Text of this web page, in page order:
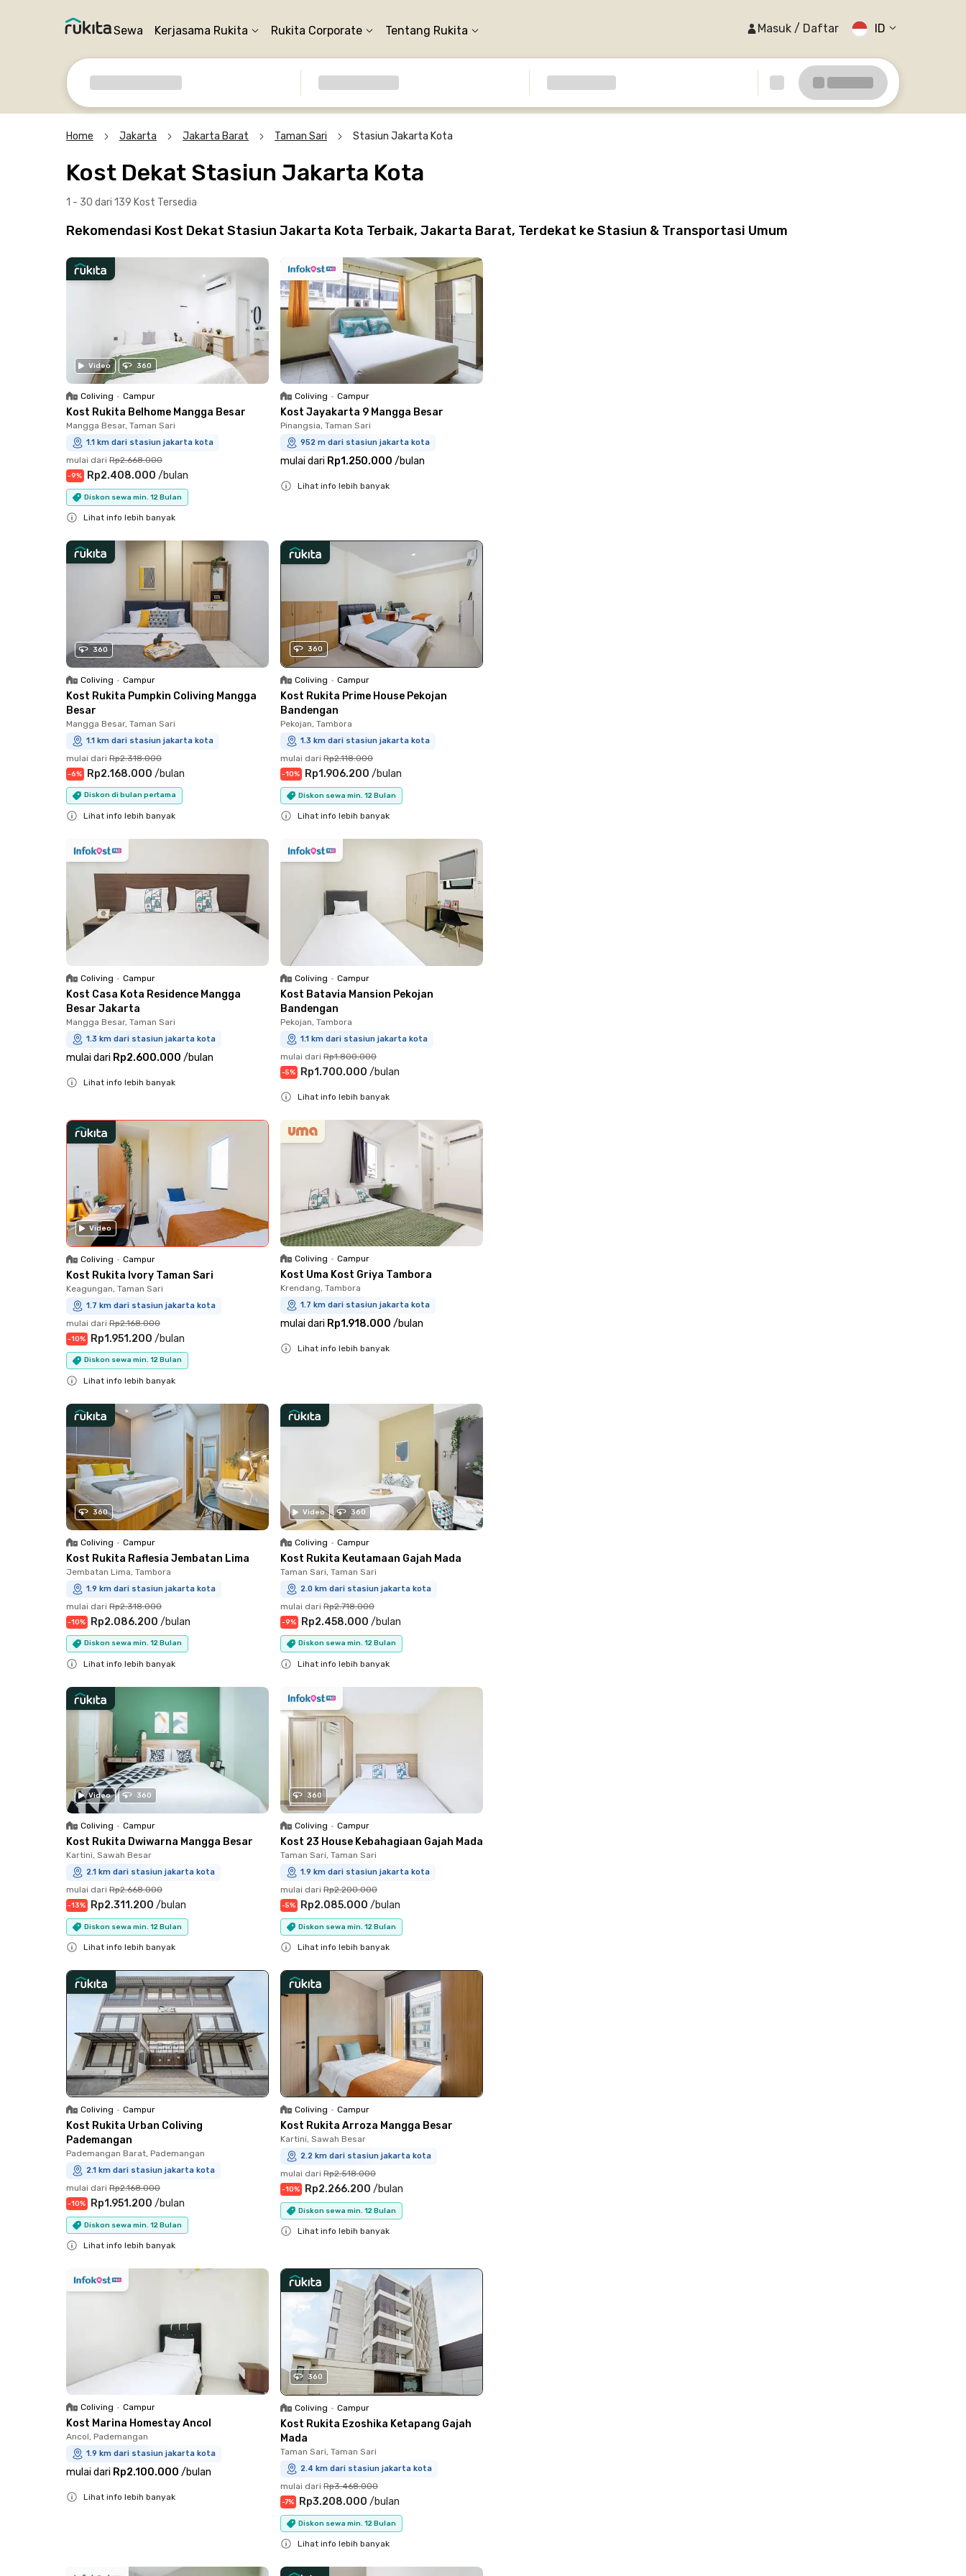
Sewa Kerjasama Rukita Rukita Corporate Tentang Rukita Masuk / Daftar ID
Home Jakarta Jakarta Barat Taman Sari Stasiun Jakarta Kota
Kost Dekat Stasiun Jakarta Kota
1 - 30 dari 139 Kost Tersedia
Rekomendasi Kost Dekat Stasiun Jakarta Kota Terbaik, Jakarta Barat, Terdekat ke Stasiun & Transportasi Umum
Video 360
Coliving • Campur
Kost Rukita Belhome Mangga Besar
Mangga Besar, Taman Sari
1.1 km dari stasiun jakarta kota
mulai dari Rp2.668.000
-9% Rp2.408.000 /bulan
Diskon sewa min. 12 Bulan
Lihat info lebih banyak
Coliving • Campur
Kost Jayakarta 9 Mangga Besar
Pinangsia, Taman Sari
952 m dari stasiun jakarta kota
mulai dari Rp1.250.000 /bulan
Lihat info lebih banyak
360
Coliving • Campur
Kost Rukita Pumpkin Coliving Mangga
Besar
Mangga Besar, Taman Sari
1.1 km dari stasiun jakarta kota
mulai dari Rp2.318.000
-6% Rp2.168.000 /bulan
Diskon di bulan pertama
Lihat info lebih banyak
360
Coliving • Campur
Kost Rukita Prime House Pekojan
Bandengan
Pekojan, Tambora
1.3 km dari stasiun jakarta kota
mulai dari Rp2.118.000
-10% Rp1.906.200 /bulan
Diskon sewa min. 12 Bulan
Lihat info lebih banyak
Coliving • Campur
Kost Casa Kota Residence Mangga
Besar Jakarta
Mangga Besar, Taman Sari
1.3 km dari stasiun jakarta kota
mulai dari Rp2.600.000 /bulan
Lihat info lebih banyak
Coliving • Campur
Kost Batavia Mansion Pekojan
Bandengan
Pekojan, Tambora
1.1 km dari stasiun jakarta kota
mulai dari Rp1.800.000
-5% Rp1.700.000 /bulan
Lihat info lebih banyak
Video
Coliving • Campur
Kost Rukita Ivory Taman Sari
Keagungan, Taman Sari
1.7 km dari stasiun jakarta kota
mulai dari Rp2.168.000
-10% Rp1.951.200 /bulan
Diskon sewa min. 12 Bulan
Lihat info lebih banyak
Coliving • Campur
Kost Uma Kost Griya Tambora
Krendang, Tambora
1.7 km dari stasiun jakarta kota
mulai dari Rp1.918.000 /bulan
Lihat info lebih banyak
360
Coliving • Campur
Kost Rukita Raflesia Jembatan Lima
Jembatan Lima, Tambora
1.9 km dari stasiun jakarta kota
mulai dari Rp2.318.000
-10% Rp2.086.200 /bulan
Diskon sewa min. 12 Bulan
Lihat info lebih banyak
Video 360
Coliving • Campur
Kost Rukita Keutamaan Gajah Mada
Taman Sari, Taman Sari
2.0 km dari stasiun jakarta kota
mulai dari Rp2.718.000
-9% Rp2.458.000 /bulan
Diskon sewa min. 12 Bulan
Lihat info lebih banyak
Video 360
Coliving • Campur
Kost Rukita Dwiwarna Mangga Besar
Kartini, Sawah Besar
2.1 km dari stasiun jakarta kota
mulai dari Rp2.668.000
-13% Rp2.311.200 /bulan
Diskon sewa min. 12 Bulan
Lihat info lebih banyak
360
Coliving • Campur
Kost 23 House Kebahagiaan Gajah Mada
Taman Sari, Taman Sari
1.9 km dari stasiun jakarta kota
mulai dari Rp2.200.000
-5% Rp2.085.000 /bulan
Diskon sewa min. 12 Bulan
Lihat info lebih banyak
Coliving • Campur
Kost Rukita Urban Coliving
Pademangan
Pademangan Barat, Pademangan
2.1 km dari stasiun jakarta kota
mulai dari Rp2.168.000
-10% Rp1.951.200 /bulan
Diskon sewa min. 12 Bulan
Lihat info lebih banyak
Coliving • Campur
Kost Rukita Arroza Mangga Besar
Kartini, Sawah Besar
2.2 km dari stasiun jakarta kota
mulai dari Rp2.518.000
-10% Rp2.266.200 /bulan
Diskon sewa min. 12 Bulan
Lihat info lebih banyak
Coliving • Campur
Kost Marina Homestay Ancol
Ancol, Pademangan
1.9 km dari stasiun jakarta kota
mulai dari Rp2.100.000 /bulan
Lihat info lebih banyak
360
Coliving • Campur
Kost Rukita Ezoshika Ketapang Gajah
Mada
Taman Sari, Taman Sari
2.4 km dari stasiun jakarta kota
mulai dari Rp3.468.000
-7% Rp3.208.000 /bulan
Diskon sewa min. 12 Bulan
Lihat info lebih banyak